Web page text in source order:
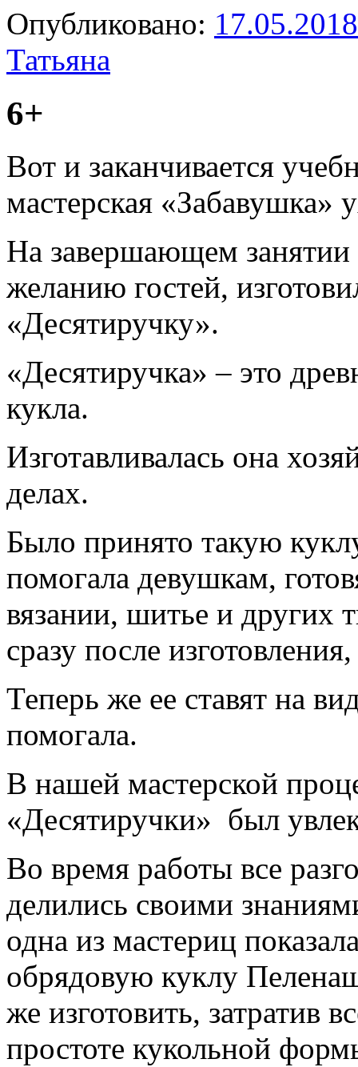
Опубликовано: 17.05.2018
Татьяна
6+
Вот и заканчивается
мастерская «Забавушка»
На завершающем
желанию гостей,
«Десятиручку».
«Десятиручка» – это
кукла.
Изготавливалась она
делах.
Было принято такую
помогала девушкам,
вязании, шитье и других
сразу после
Теперь же ее ставят на
помогала.
В нашей мастерской
«Десятиручки» был
Во время работы все
делились своими
одна из мастериц
обрядовую куклу
же изготовить, затратив
простоте кукольной